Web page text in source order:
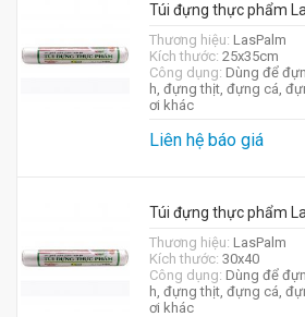
Túi đựng thực phẩm
Thương hiệu: LasPalm
Kích thước: 25x35cm
Công dụng: Dùng để
h, đựng thịt, đựng cá,
ơi khác
Liên hệ báo giá
Túi đựng thực phẩm
Thương hiệu: LasPalm
Kích thước: 30x40
Công dụng: Dùng để
h, đựng thịt, đựng cá,
ơi khác